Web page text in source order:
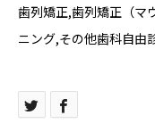
歯列矯正,歯列矯正（マ
ニング,その他歯科自由